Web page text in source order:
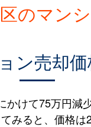
のマン
売却価
けて75万円
ると、価格は